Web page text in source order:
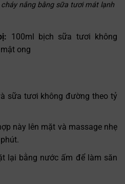
nắng bằng sữa tươi mát lạnh
100ml bịch sữa tươi không
ật ong
sữa tươi không đường theo tỷ
này lên mặt và massage nhẹ
lại bằng nước ấm để làm săn